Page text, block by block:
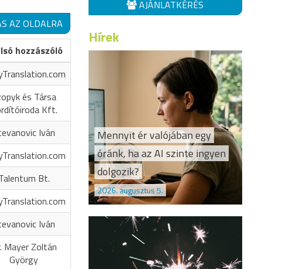
AZ OLDALRA
hozzászóló
és Társa
Kft.
Iván
Bt.
Iván
Mayer Zoltán
György
AJÁNLATKÉRÉS
Hírek
Mennyit ér valójában egy
óránk, ha az AI szinte ingyen
dolgozik?
2026. augusztus 5.